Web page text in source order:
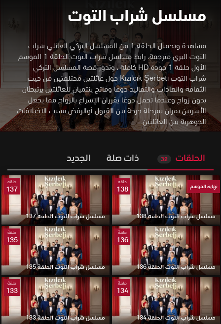
مسلسل شراب التوت
مشاهدة وتحميل الحلقة 1 من المسلسل التركي العائلي شراب
التوت البري مترجمة، رابط مسلسل شراب التوت الحلقة 1 الموسم
الأول حلقة 1 جودة HD كاملة ،وتدور قصة المسلسل التركي
شراب التوت Kızılcık Şerbeti حول عائلتين مختلفتين من حيث
الثقافة والعادات والتقاليد دوغا وفاتح ينتميان للعائلتين يرتبطان
بدون زواج وعندما تحمل دوغا يقرران الإسراع بالزواج مما يجعل
الأسرتين يمران بمرحلة حرجة بين القبول أوالرفض بسبب الاختلافات
الجوهرية بين العائلتين.
الحلقات 32 ذات صلة الجديد
نهاية الموسم
حلقة
138
مسلسل شراب التوت الحلقة 138
حلقة
137
مسلسل شراب التوت الحلقة 137
حلقة
136
مسلسل شراب التوت الحلقة 136
حلقة
135
مسلسل شراب التوت الحلقة 135
حلقة
134
مسلسل شراب التوت الحلقة 134
حلقة
133
مسلسل شراب التوت الحلقة 133